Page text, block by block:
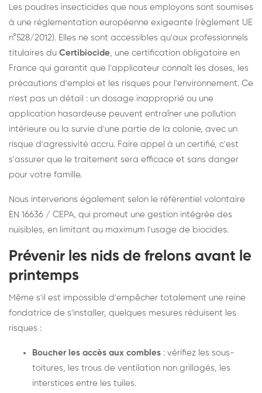
Les poudres insecticides que nous employons sont soumises
à une réglementation européenne exigeante (règlement UE
n°528/2012). Elles ne sont accessibles qu'aux professionnels
titulaires du Certibiocide, une certification obligatoire en
France qui garantit que l'applicateur connaît les doses, les
précautions d'emploi et les risques pour l'environnement. Ce
n'est pas un détail : un dosage inapproprié ou une
application hasardeuse peuvent entraîner une pollution
intérieure ou la survie d'une partie de la colonie, avec un
risque d'agressivité accru. Faire appel à un certifié, c'est
s'assurer que le traitement sera efficace et sans danger
pour votre famille.
Nous intervenons également selon le référentiel volontaire
EN 16636 / CEPA, qui promeut une gestion intégrée des
nuisibles, en limitant au maximum l'usage de biocides.
Prévenir les nids de frelons avant le
printemps
Même s'il est impossible d'empêcher totalement une reine
fondatrice de s'installer, quelques mesures réduisent les
risques :
Boucher les accès aux combles : vérifiez les sous-
toitures, les trous de ventilation non grillagés, les
interstices entre les tuiles.